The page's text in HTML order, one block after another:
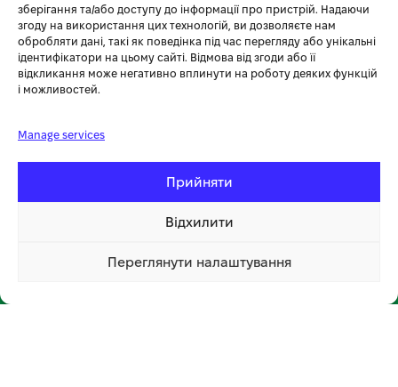
зберігання та/або доступу до інформації про пристрій. Надаючи
згоду на використання цих технологій, ви дозволяєте нам
обробляти дані, такі як поведінка під час перегляду або унікальні
ідентифікатори на цьому сайті. Відмова від згоди або її
відкликання може негативно вплинути на роботу деяких функцій
і можливостей.
Manage services
Прийняти
Відхилити
Переглянути налаштування
+380 (96) 796 14 54
🏪 МАГАЗИН KOSA У ТЕРНОПОЛІ
🕘 Пн–Нд: 08:00–20:00 📞